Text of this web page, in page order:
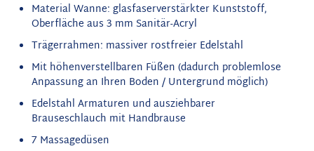
Material Wanne: glasfaserverstärkter Kunststoff,
Oberfläche aus 3 mm Sanitär-Acryl
Trägerrahmen: massiver rostfreier Edelstahl
Mit höhenverstellbaren Füßen (dadurch problemlose
Anpassung an Ihren Boden / Untergrund möglich)
Edelstahl Armaturen und ausziehbarer
Brauseschlauch mit Handbrause
7 Massagedüsen